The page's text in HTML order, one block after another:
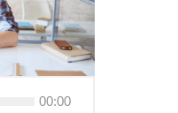
00:00